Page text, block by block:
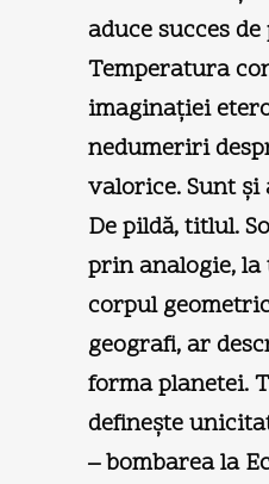
aduce succes
Temperatura
imaginaţiei
nedumeriri
valorice. Sunt
De pildă, titlul.
prin analogie, la
corpul
geografi, ar
forma planetei.
defineşte
– bombarea la